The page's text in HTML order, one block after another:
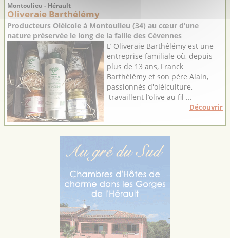
Montoulieu - Hérault
Oliveraie Barthélémy
Producteurs Oléicole à Montoulieu (34) au cœur d’une
nature préservée le long de la faille des Cévennes
L’ Oliveraie Barthélémy est une
entreprise familiale où, depuis
plus de 13 ans, Franck
Barthélémy et son père Alain,
passionnés d'oléiculture,
travaillent l’olive au fil ...
Découvrir